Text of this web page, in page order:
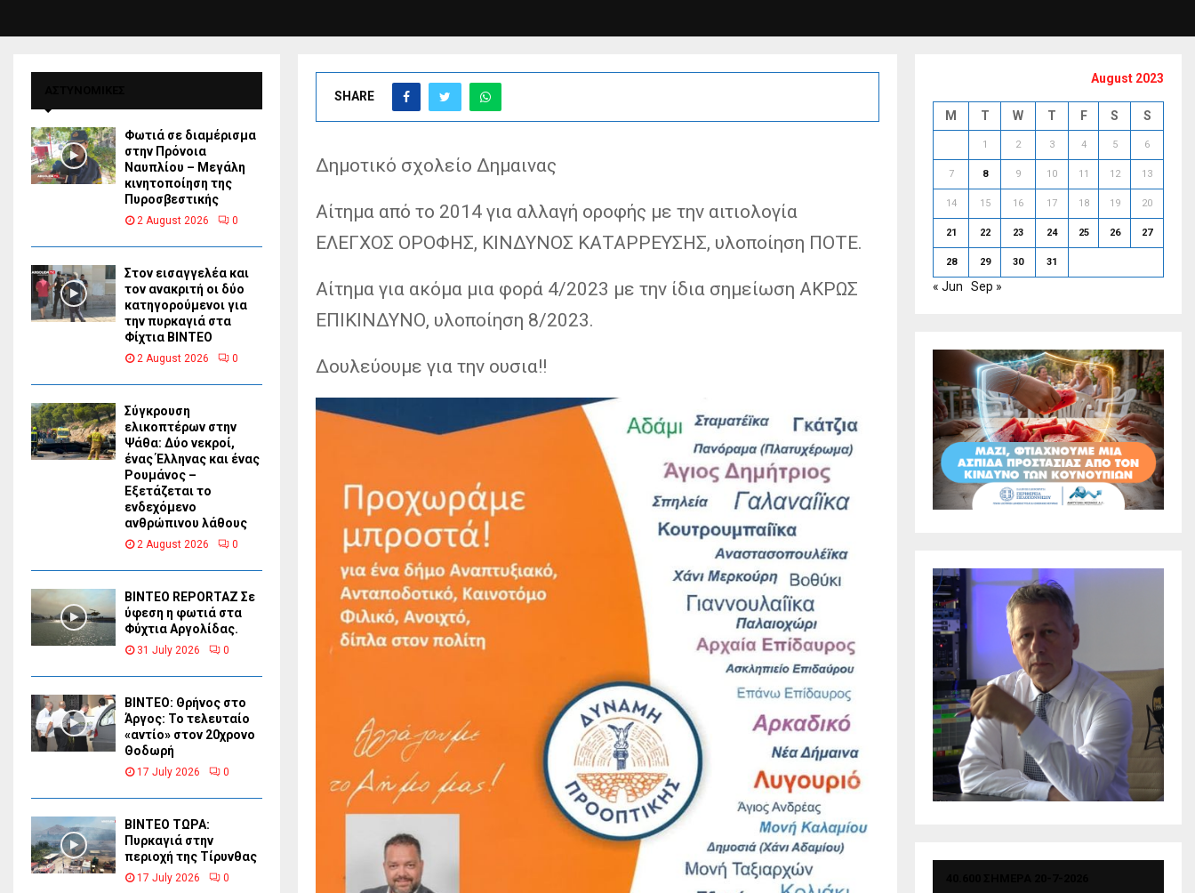
SHARE
Δημοτικό σχολείο Δημαινας
Αίτημα από το 2014 για αλλαγή οροφής με την αιτιολογία
ΕΛΕΓΧΟΣ ΟΡΟΦΗΣ, ΚΙΝΔΥΝΟΣ ΚΑΤΑΡΡΕΥΣΗΣ, υλοποίηση ΠΟΤΕ.
Αίτημα για ακόμα μια φορά 4/2023 με την ίδια σημείωση ΑΚΡΩΣ
ΕΠΙΚΙΝΔΥΝΟ, υλοποίηση 8/2023.
Δουλεύουμε για την ουσια!!
Φωτιά σε διαμέρισμα
στην Πρόνοια
Ναυπλίου – Μεγάλη
κινητοποίηση της
Πυροσβεστικής
2 August 2026 0
Στον εισαγγελέα και
τον ανακριτή οι δύο
κατηγορούμενοι για
την πυρκαγιά στα
Φίχτια ΒΙΝΤΕΟ
2 August 2026 0
Σύγκρουση
ελικοπτέρων στην
Ψάθα: Δύο νεκροί,
ένας Έλληνας και ένας
Ρουμάνος –
Εξετάζεται το
ενδεχόμενο
ανθρώπινου λάθους
2 August 2026 0
BINTEO REPORTAZ Σε
ύφεση η φωτιά στα
Φύχτια Αργολίδας.
31 July 2026 0
ΒΙΝΤΕΟ: Θρήνος στο
Άργος: Το τελευταίο
«αντίο» στον 20χρονο
Θοδωρή
17 July 2026 0
ΒΙΝΤΕΟ ΤΩΡΑ:
Πυρκαγιά στην
περιοχή της Τίρυνθας
17 July 2026 0
August 2023
M T W T F S S
1 2 3 4 5 6
7 8 9 10 11 12 13
14 15 16 17 18 19 20
21 22 23 24 25 26 27
28 29 30 31
« Jun Sep »